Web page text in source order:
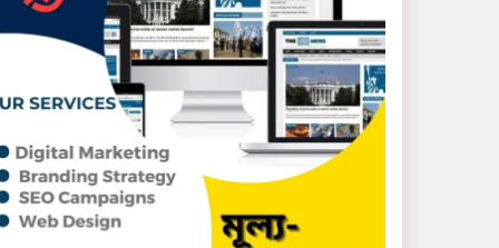
কথাসাহিত্যিক রাবেয়া খাতুন
আর নেই
সিলেট ওসমানী আন্তর্জাতিক
বিমানবন্দরে সংবর্ধিত হলেন
আওলাদ আলী রেজা